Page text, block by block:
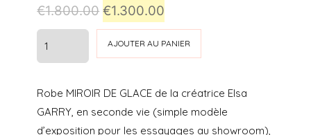
€1.800.00 Le
prix
initial
€1.800.00.
€1.300.00
prix
actuel
€1.300.00.
DE
GLACE
AJOUTER AU PANIER
Robe MIROIR DE GLACE de la créatrice Elsa
GARRY, en seconde vie (simple modèle
d’exposition pour les essayages au showroom),